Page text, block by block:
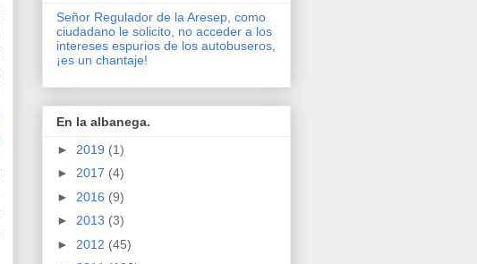
Señor Regulador de la Aresep, como
ciudadano le solicito, no acceder a los
intereses espurios de los autobuseros,
¡es un chantaje!
En la albanega.
► 2019 (1)
► 2017 (4)
► 2016 (9)
► 2013 (3)
► 2012 (45)